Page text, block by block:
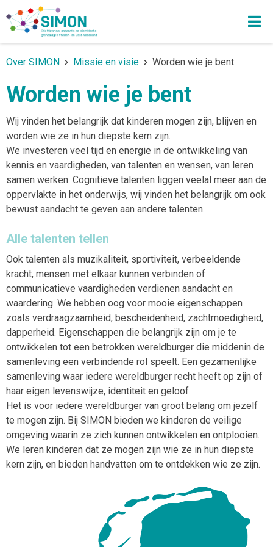
Over SIMON Missie en visie Worden wie je bent
Worden wie je bent
Wij vinden het belangrijk dat kinderen mogen zijn, blijven en
worden wie ze in hun diepste kern zijn.
We investeren veel tijd en energie in de ontwikkeling van
kennis en vaardigheden, van talenten en wensen, van leren
samen werken. Cognitieve talenten liggen veelal meer aan de
oppervlakte in het onderwijs, wij vinden het belangrijk om ook
bewust aandacht te geven aan andere talenten.
Alle talenten tellen
Ook talenten als muzikaliteit, sportiviteit, verbeeldende
kracht, mensen met elkaar kunnen verbinden of
communicatieve vaardigheden verdienen aandacht en
waardering. We hebben oog voor mooie eigenschappen
zoals verdraagzaamheid, bescheidenheid, zachtmoedigheid,
dapperheid. Eigenschappen die belangrijk zijn om je te
ontwikkelen tot een betrokken wereldburger die middenin de
samenleving een verbindende rol speelt. Een gezamenlijke
samenleving waar iedere wereldburger recht heeft op zijn of
haar eigen levenswijze, identiteit en geloof.
Het is voor iedere wereldburger van groot belang om jezelf
te mogen zijn. Bij SIMON bieden we kinderen de veilige
omgeving waarin ze zich kunnen ontwikkelen en ontplooien.
We leren kinderen dat ze mogen zijn wie ze in hun diepste
kern zijn, en bieden handvatten om te ontdekken wie ze zijn.